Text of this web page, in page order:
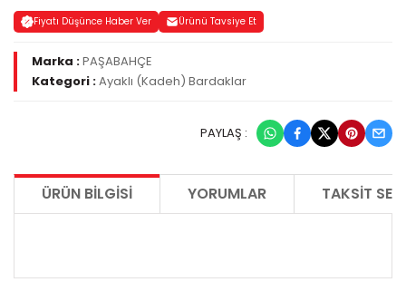
Fiyatı Düşünce Haber Ver Ürünü Tavsiye Et
Marka :PAŞABAHÇE
Kategori :Ayaklı (Kadeh) Bardaklar
PAYLAŞ :
ÜRÜN BILGISI YORUMLAR TAKSIT